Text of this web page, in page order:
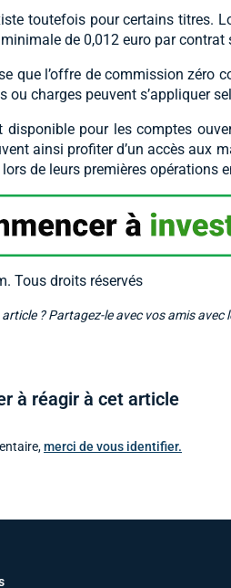
toutefois pour certains titres.
de 0,012 euro par contrat
que l’offre de commission zéro
ou charges peuvent s’appliquer
disponible pour les comptes
ainsi profiter d’un accès aux
de leurs premières opérations
Tous droits réservés
? Partagez-le avec vos amis avec
à réagir à cet article
merci de vous identifier.